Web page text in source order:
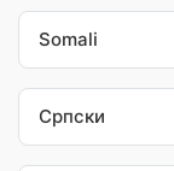
Somali
Српски